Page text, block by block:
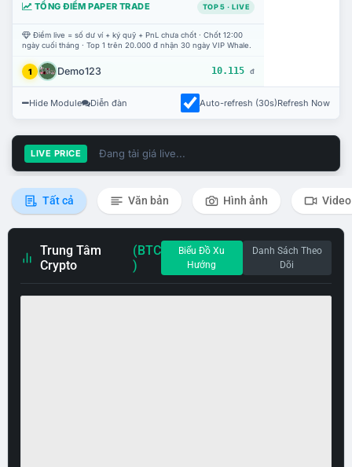
TỔNG ĐIỂM PAPER TRADE TOP 5 · LIVE
Điểm live = số dư ví + ký quỹ + PnL chưa chốt · Chốt 12:00
ngày cuối tháng · Top 1 trên 20.000 đ nhận 30 ngày VIP Whale.
1 Demo123 10.115 đ
Hide Module Diễn đàn Auto-refresh (30s)Refresh Now
LIVE PRICE Đang tải giá live...
Tất cả Văn bản Hình ảnh Video
Trung Tâm
Crypto
(BTC
)
Biểu Đồ Xu
Hướng
Danh Sách Theo
Dõi